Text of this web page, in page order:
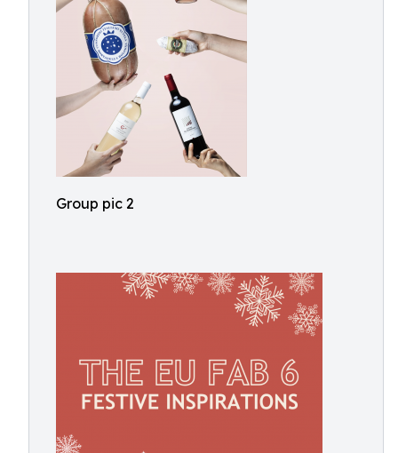
Group pic 2